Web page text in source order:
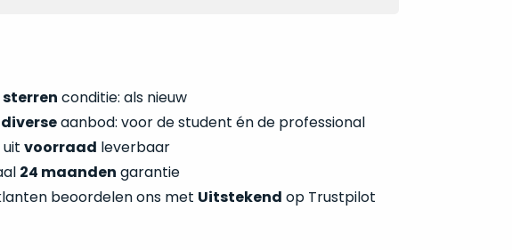
sterren conditie: als nieuw
diverseaanbod: voor de student én de professional
uit voorraad leverbaar
24 maanden garantie
beoordelen ons met Uitstekend op Trustpilot